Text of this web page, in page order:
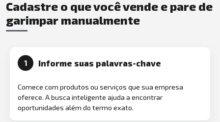
Cadastre o que você vende e pare de
garimpar manualmente
1 Informe suas palavras-chave
Comece com produtos ou serviços que sua empresa
oferece. A busca inteligente ajuda a encontrar
oportunidades além do termo exato.